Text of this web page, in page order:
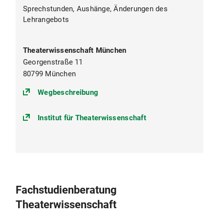
unterschiedlichen Themen. Die
Wahlmöglichkeiten erstrecken sich auf Ihren
Lehrangebot der twm - und die gesamte
Bandbreite von Theater.
Sprechstunden, Aushänge, Änderungen des
Lehrangebots
Theaterwissenschaft München
Georgenstraße 11
80799 München
Wegbeschreibung
Institut für Theaterwissenschaft
Fachstudienberatung
Theaterwissenschaft